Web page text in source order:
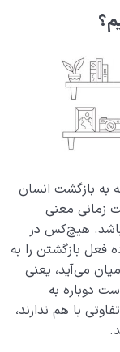
به بازگشت انسان
زمانی معنی
هیچ‌کس در
فعل بازگشتن را به
می‌آید، یعنی
دوباره به
با هم ندارند،